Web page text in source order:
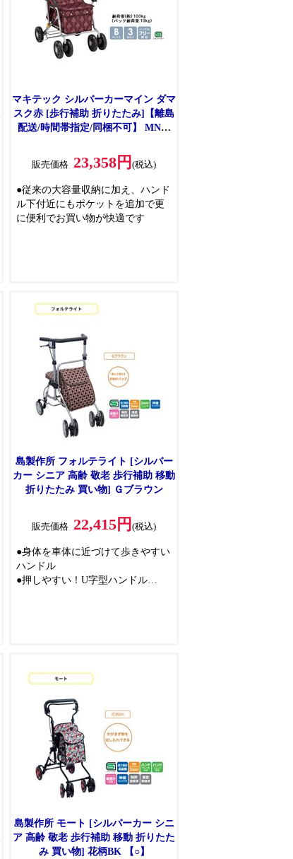
マキテック シルバーカーマイン ダマ
スク赤 [歩行補助 折りたたみ]【離島
配送/時間帯指定/同梱不可】 MNB-
販売価格 23,358円 (税込)
●従来の大容量収納に加え、ハンド
ル下付近にもポケットを追加で更
に便利でお買い物が快適です
島製作所 フォルテライト [シルバー
カー シニア 高齢 敬老 歩行補助 移動
折りたたみ 買い物] Ｇブラウン
販売価格 22,415円 (税込)
●身体を車体に近づけて歩きやすい
ハンドル
●押しやすい！U字型ハンドル
3WAYバッグ
せた角度設定
●直進固定(0度)、左右各60度の2種
類の設定ができます
●折りたためて自立し持ち運びしや
●固定用ロックレバーを解除し、ハ
ンドルを下へスライドするだけで
※この製品は自立歩行できる方
が、より安定して歩行できるよう
補助的に使用するものです
島製作所 モート [シルバーカー シニ
ア 高齢 敬老 歩行補助 移動 折りたた
み 買い物] 花柄BK 【○】